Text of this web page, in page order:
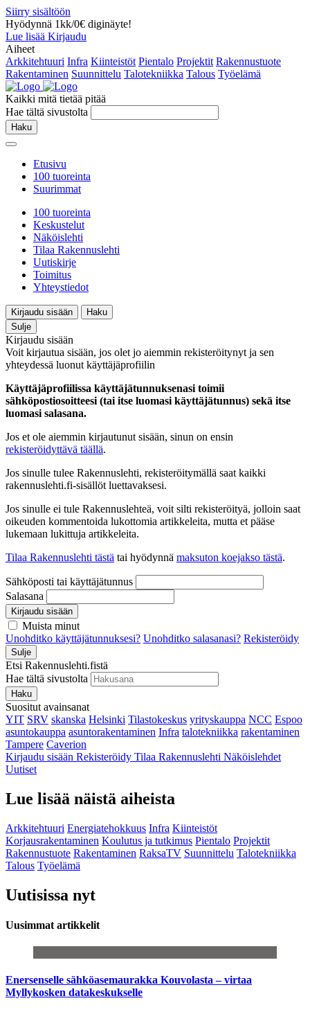
Siirry sisältöön
Hyödynnä 1kk/0€ diginäyte!
Lue lisää Kirjaudu
Aiheet
Arkkitehtuuri Infra Kiinteistöt Pientalo Projektit Rakennustuote
Rakentaminen Suunnittelu Talotekniikka Talous Työelämä
Kaikki mitä tietää pitää
Hae tältä sivustolta
Haku
Etusivu
100 tuoreinta
Suurimmat
100 tuoreinta
Keskustelut
Näköislehti
Tilaa Rakennuslehti
Uutiskirje
Toimitus
Yhteystiedot
Kirjaudu sisään
Haku
Sulje
Kirjaudu sisään
Voit kirjautua sisään, jos olet jo aiemmin rekisteröitynyt ja sen
yhteydessä luonut käyttäjäprofiilin
Käyttäjäprofiilissa käyttäjätunnuksenasi toimii
sähköpostiosoitteesi (tai itse luomasi käyttäjätunnus) sekä itse
luomasi salasana.
Jos et ole aiemmin kirjautunut sisään, sinun on ensin
rekisteröidyttävä täällä.
Jos sinulle tulee Rakennuslehti, rekisteröitymällä saat kaikki
rakennuslehti.fi-sisällöt luettavaksesi.
Jos sinulle ei tule Rakennuslehteä, voit silti rekisteröityä, jolloin saat
oikeuden kommentoida lukottomia artikkeleita, mutta et pääse
lukemaan lukittuja artikkeleita.
Tilaa Rakennuslehti tästä tai hyödynnä maksuton koejakso tästä.
Sähköposti tai käyttäjätunnus
Salasana
Kirjaudu sisään
Muista minut
Unohditko käyttäjätunnuksesi? Unohditko salasanasi? Rekisteröidy
Sulje
Etsi Rakennuslehti.fistä
Hae tältä sivustolta
Haku
Suositut avainsanat
YIT SRV skanska Helsinki Tilastokeskus yrityskauppa NCC Espoo
asuntokauppa asuntorakentaminen Infra talotekniikka rakentaminen
Tampere Caverion
Kirjaudu sisään Rekisteröidy Tilaa Rakennuslehti Näköislehdet
Uutiset
Lue lisää näistä aiheista
Arkkitehtuuri Energiatehokkuus Infra Kiinteistöt
Korjausrakentaminen Koulutus ja tutkimus Pientalo Projektit
Rakennustuote Rakentaminen RaksaTV Suunnittelu Talotekniikka
Talous Työelämä
Uutisissa nyt
Uusimmat artikkelit
Enersenselle sähköasemaurakka Kouvolasta – virtaa
Myllykosken datakeskukselle